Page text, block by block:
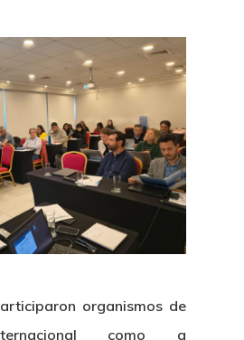
organismos de
como a
About Us
Organization
Who’s Who?
Board Of Trustees
Corporate Identity
Contact
News &
What’s New
Events
Projects
Annual Report
Jobs &